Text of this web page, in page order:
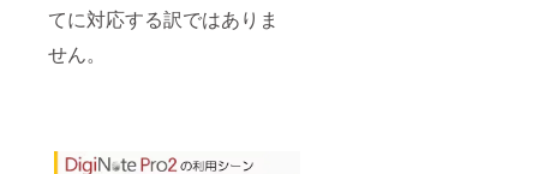
てに対応する訳ではありま
せん。